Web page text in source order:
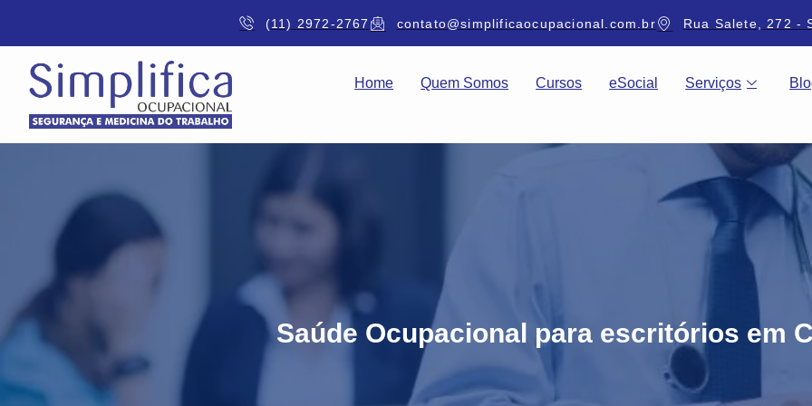
(11) 2972-2767 contato@simplificaocupacional.com.br Rua Salete, 272 -
Home Quem Somos Cursos eSocial Serviços
Saúde Ocupacional para escritórios em